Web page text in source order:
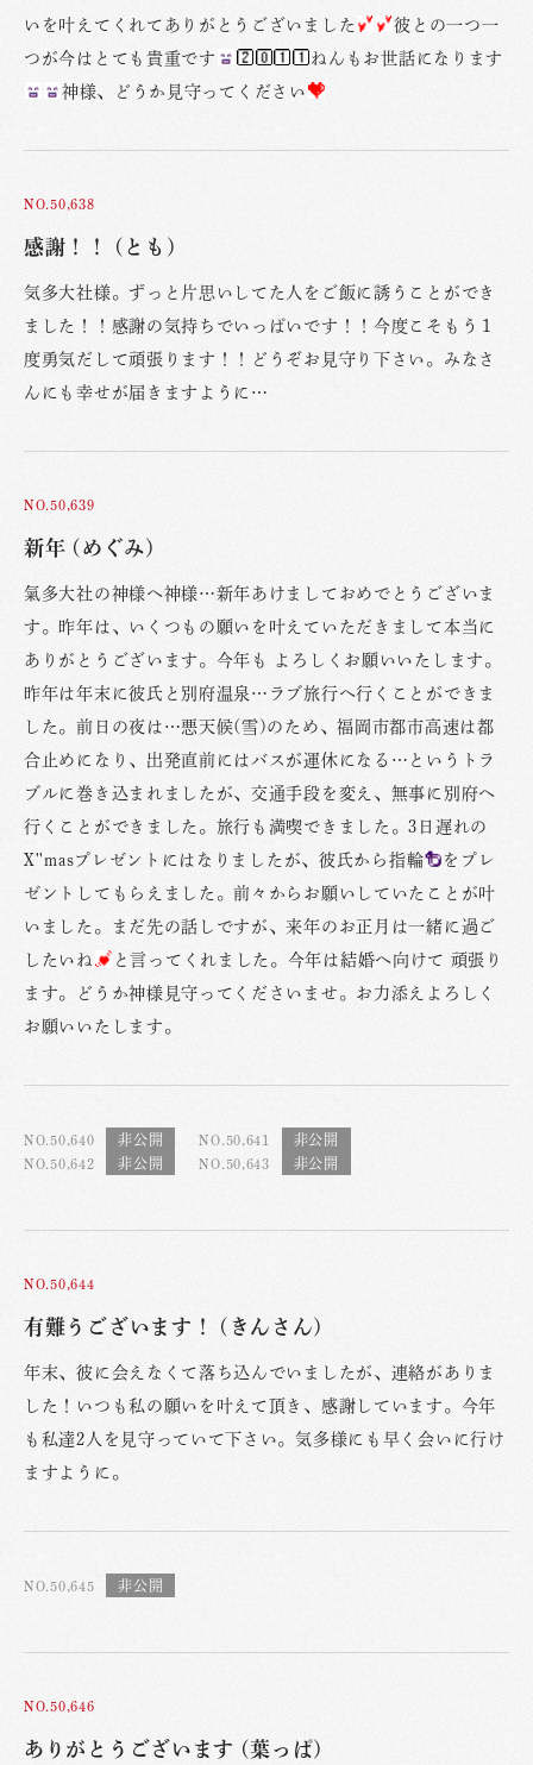
いを叶えてくれてありがとうございました
彼との一つ一
つが今はとても貴重です
ねんもお世話になります
神様、どうか見守ってください
NO.50,638
感謝！！ (とも)
気多大社様。ずっと片思いしてた人をご飯に誘うことができ
ました！！感謝の気持ちでいっぱいです！！今度こそもう１
度勇気だして頑張ります！！どうぞお見守り下さい。みなさ
んにも幸せが届きますように…
NO.50,639
新年 (めぐみ)
氣多大社の神様へ神様…新年あけましておめでとうございま
す。昨年は、いくつもの願いを叶えていただきまして本当に
ありがとうございます。今年も よろしくお願いいたします。
昨年は年末に彼氏と別府温泉…ラブ旅行へ行くことができま
した。前日の夜は…悪天候(雪)のため、福岡市都市高速は都
合止めになり、出発直前にはバスが運休になる…というトラ
ブルに巻き込まれましたが、交通手段を変え、無事に別府へ
行くことができました。旅行も満喫できました。3日遅れの
X''masプレゼントにはなりましたが、彼氏から指輪
をプレ
ゼントしてもらえました。前々からお願いしていたことが叶
いました。まだ先の話しですが、来年のお正月は一緒に過ご
したいね
と言ってくれました。今年は結婚へ向けて 頑張り
ます。どうか神様見守ってくださいませ。お力添えよろしく
お願いいたします。
NO.50,640
NO.50,641
NO.50,642
NO.50,643
NO.50,644
有難うございます！ (きんさん)
年末、彼に会えなくて落ち込んでいましたが、連絡がありま
した！いつも私の願いを叶えて頂き、感謝しています。今年
も私達2人を見守っていて下さい。気多様にも早く会いに行け
ますように。
NO.50,645
NO.50,646
ありがとうございます (葉っぱ)